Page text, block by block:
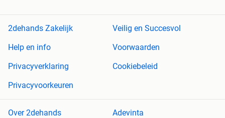
2dehands Zakelijk
Veilig en Succesvol
Help en info
Voorwaarden
Privacyverklaring
Cookiebeleid
Privacyvoorkeuren
Over 2dehands Adevinta